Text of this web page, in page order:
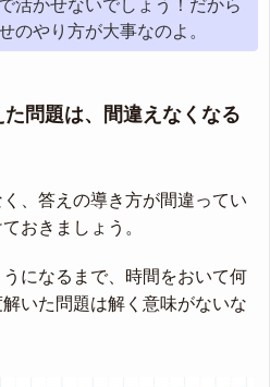
活かせないでしょう！だから
のやり方が大事なのよ。
問題は、間違えなくなる
、答えの導き方が間違ってい
おきましょう。
になるまで、時間をおいて何
いた問題は解く意味がないな